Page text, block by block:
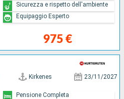
975 €
Sicurezza e rispetto dell'ambiente
Equipaggio Esperto
Kirkenes 23/11/2027
Pensione Completa